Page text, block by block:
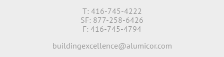
T: 416-745-4222
SF: 877-258-6426
F: 416-745-4794
buildingexcellence@alumicor.com